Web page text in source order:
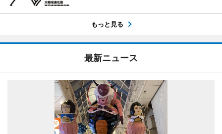
もっと見る
最新ニュース